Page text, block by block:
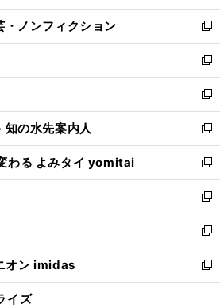
開
く
ウ
で
開
く
ン
ド
ウ
で
開
く
ウ
ィ
ン
ド
ウ
で
開
く
ノンフィクション
新
し
い
ウ
ィ
ン
ド
ウ
で
開
く
新
し
い
ウ
ィ
ン
ド
ウ
で
開
く
新
し
い
ウ
ィ
ン
ド
ウ
で
開
く
の水先案内人
新
し
い
ウ
ィ
ン
ド
ウ
で
開
わる よみタイ yomitai
新
し
い
ウ
ィ
ン
ド
ウ
新
し
い
ウ
ィ
ン
新
し
い
ウ
オン imidas
新
し
イズ